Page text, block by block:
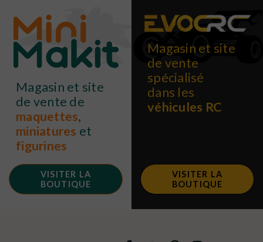
Magasin et site
de vente de
maquettes,
miniatures et
figurines
VISITER LA
BOUTIQUE
Magasin et site
de vente
spécialisé
dans les
véhicules RC
VISITER LA
BOUTIQUE